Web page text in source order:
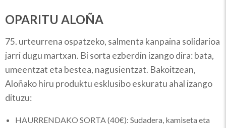
OPARITU ALOÑA
75. urteurrena ospatzeko, salmenta kanpaina solidarioa
jarri dugu martxan. Bi sorta ezberdin izango dira: bata,
umeentzat eta bestea, nagusientzat. Bakoitzean,
Aloñako hiru produktu esklusibo eskuratu ahal izango
dituzu:
HAURRENDAKO SORTA (40€): Sudadera, kamiseta eta